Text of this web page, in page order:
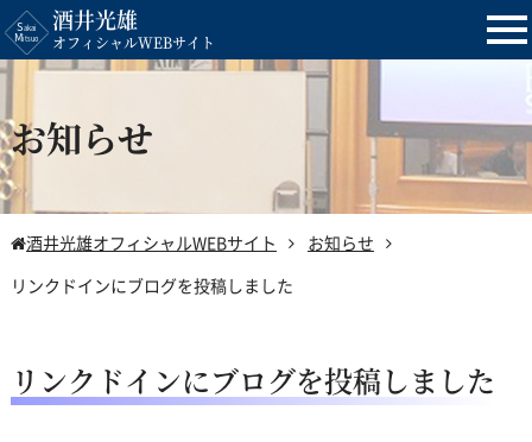
酒井光雄
オフィシャルWEBサイト
お知らせ
酒井光雄オフィシャルWEBサイト
お知らせ
リンクドインにブログを投稿しました
リンクドインにブログを投稿しました